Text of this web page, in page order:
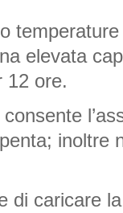
elevata
12 ore.
inoltre
di caricare